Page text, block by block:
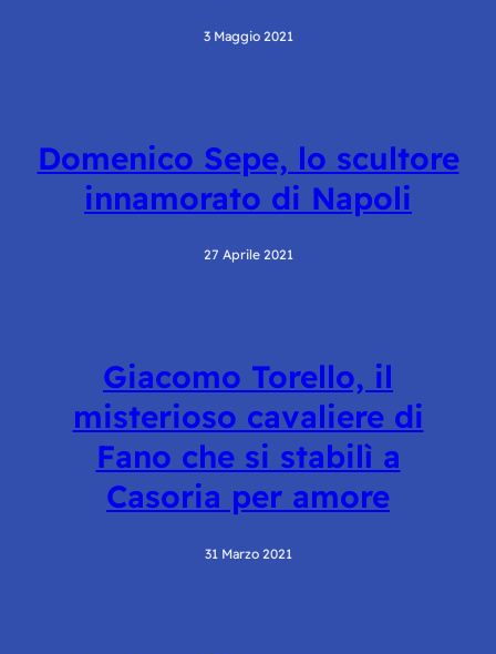
3 Maggio 2021
Domenico Sepe, lo scultore
innamorato di Napoli
27 Aprile 2021
Giacomo Torello, il
misterioso cavaliere di
Fano che si stabilì a
Casoria per amore
31 Marzo 2021